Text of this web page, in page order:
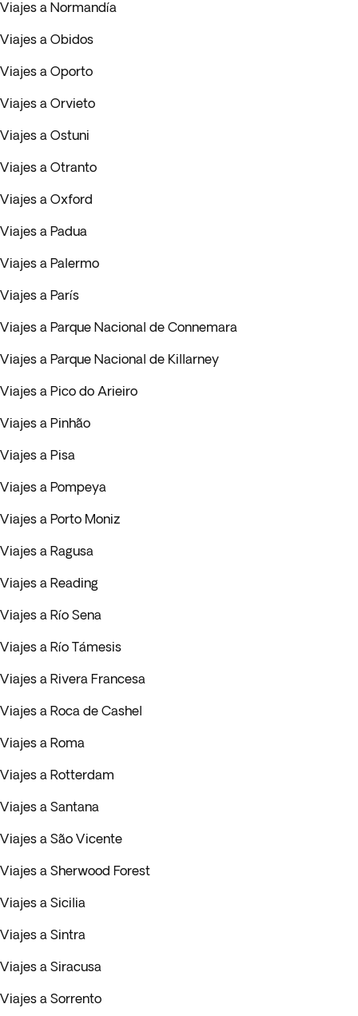
Viajes a Normandía
Viajes a Obidos
Viajes a Oporto
Viajes a Orvieto
Viajes a Ostuni
Viajes a Otranto
Viajes a Oxford
Viajes a Padua
Viajes a Palermo
Viajes a París
Viajes a Parque Nacional de Connemara
Viajes a Parque Nacional de Killarney
Viajes a Pico do Arieiro
Viajes a Pinhão
Viajes a Pisa
Viajes a Pompeya
Viajes a Porto Moniz
Viajes a Ragusa
Viajes a Reading
Viajes a Río Sena
Viajes a Río Támesis
Viajes a Rivera Francesa
Viajes a Roca de Cashel
Viajes a Roma
Viajes a Rotterdam
Viajes a Santana
Viajes a São Vicente
Viajes a Sherwood Forest
Viajes a Sicilia
Viajes a Sintra
Viajes a Siracusa
Viajes a Sorrento